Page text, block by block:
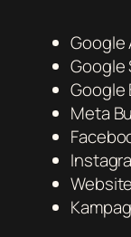
Google
Google
Google
Meta